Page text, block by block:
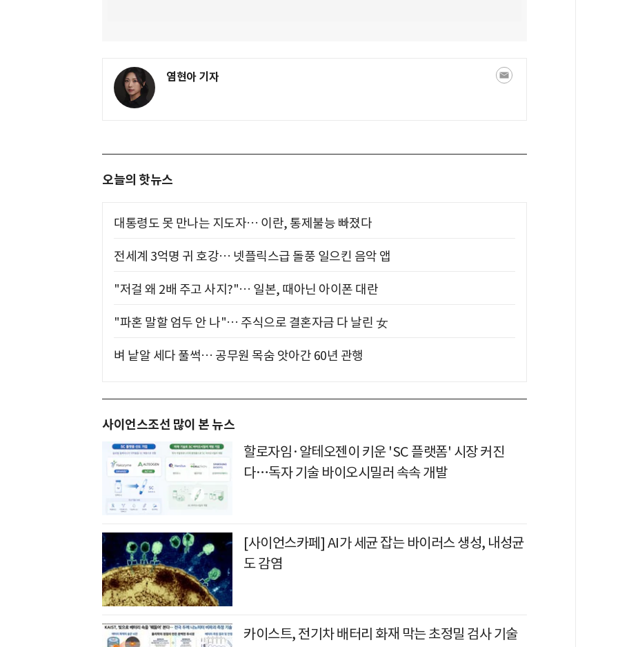
염현아 기자
오늘의 핫뉴스
대통령도 못 만나는 지도자… 이란, 통제불능 빠졌다
전세계 3억명 귀 호강… 넷플릭스급 돌풍 일으킨 음악 앱
"저걸 왜 2배 주고 사지?"… 일본, 때아닌 아이폰 대란
"파혼 말할 엄두 안 나"… 주식으로 결혼자금 다 날린 女
벼 낱알 세다 풀썩… 공무원 목숨 앗아간 60년 관행
사이언스조선 많이 본 뉴스
할로자임·알테오젠이 키운 'SC 플랫폼' 시장 커진
다…독자 기술 바이오시밀러 속속 개발
[사이언스카페] AI가 세균 잡는 바이러스 생성, 내성균
도 감염
카이스트, 전기차 배터리 화재 막는 초정밀 검사 기술